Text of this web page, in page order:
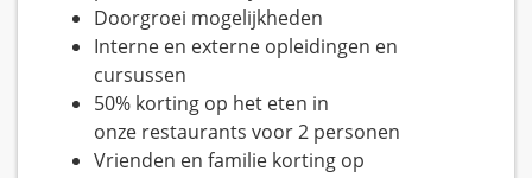
Doorgroei mogelijkheden
Interne en externe opleidingen en
cursussen
50% korting op het eten in
onze restaurants voor 2 personen
Vrienden en familie korting op